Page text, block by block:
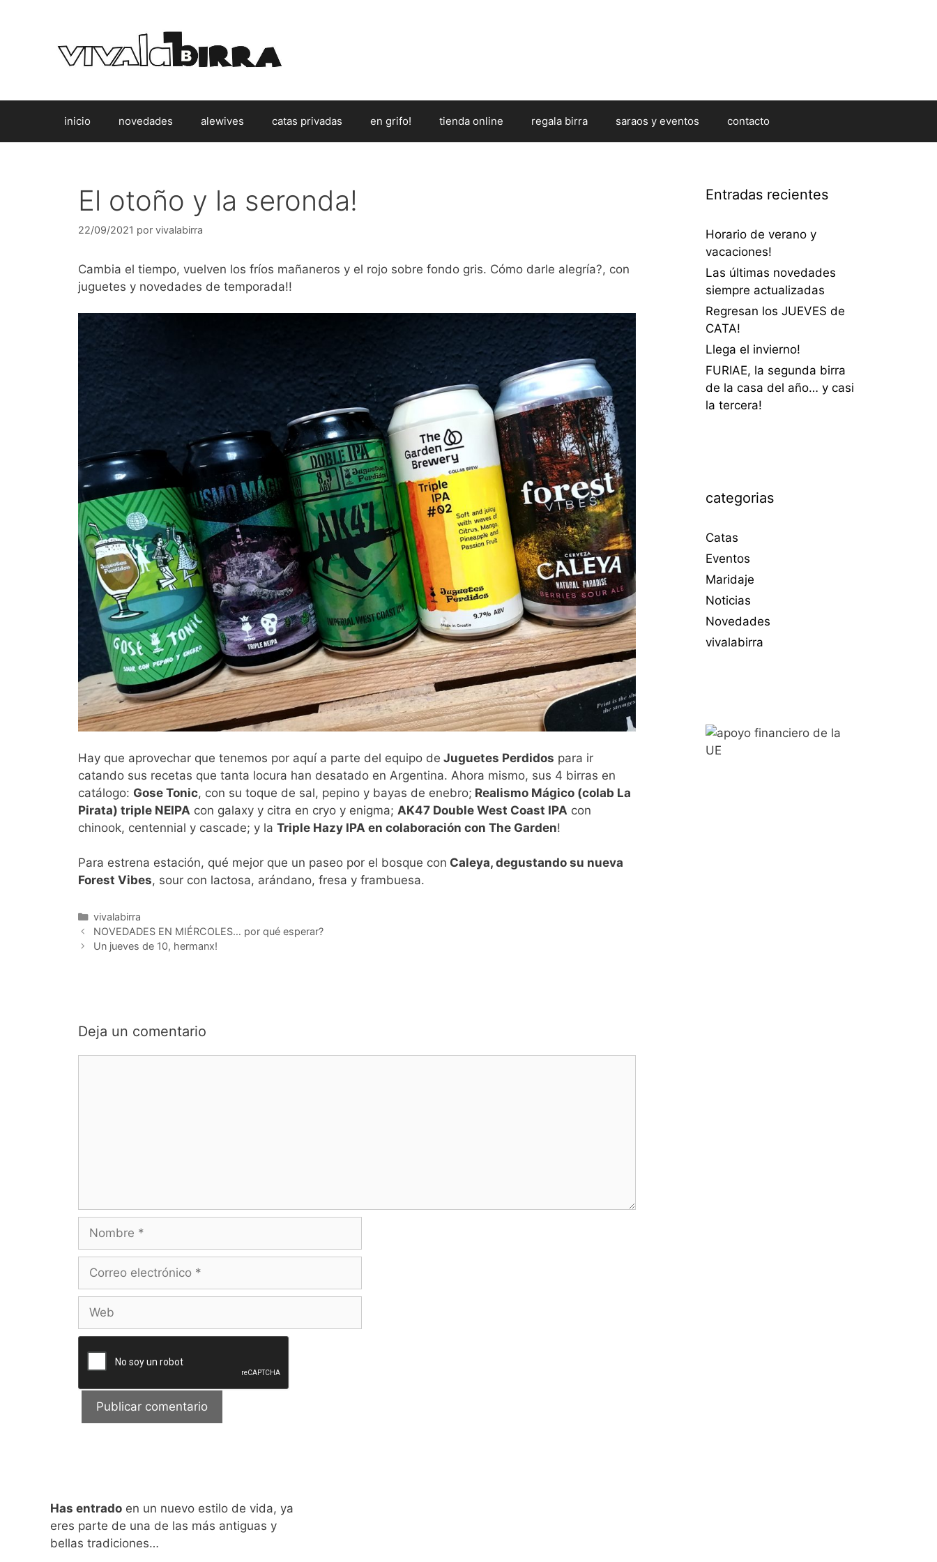
inicio novedades alewives catas privadas en grifo! tienda online regala birra saraos y eventos contacto
El otoño y la seronda!
22/09/2021 por vivalabirra
Cambia el tiempo, vuelven los fríos mañaneros y el rojo sobre fondo gris. Cómo darle alegría?, con
juguetes y novedades de temporada!!
Hay que aprovechar que tenemos por aquí a parte del equipo de Juguetes Perdidos para ir
catando sus recetas que tanta locura han desatado en Argentina. Ahora mismo, sus 4 birras en
catálogo: Gose Tonic, con su toque de sal, pepino y bayas de enebro; Realismo Mágico (colab La
Pirata) triple NEIPA con galaxy y citra en cryo y enigma; AK47 Double West Coast IPA con
chinook, centennial y cascade; y la Triple Hazy IPA en colaboración con The Garden!
Para estrena estación, qué mejor que un paseo por el bosque con Caleya, degustando su nueva
Forest Vibes, sour con lactosa, arándano, fresa y frambuesa.
Categorías
vivalabirra
NOVEDADES EN MIÉRCOLES… por qué esperar?
Un jueves de 10, hermanx!
Deja un comentario
Nombre
Correo
Web
Entradas recientes
Horario de verano y
vacaciones!
Las últimas novedades
siempre actualizadas
Regresan los JUEVES de
CATA!
Llega el invierno!
FURIAE, la segunda birra
de la casa del año… y casi
la tercera!
categorias
Catas
Eventos
Maridaje
Noticias
Novedades
vivalabirra
Has entrado en un nuevo estilo de vida, ya
eres parte de una de las más antiguas y
bellas tradiciones…